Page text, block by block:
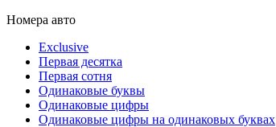
Номера авто
Exclusive
Первая десятка
Первая сотня
Одинаковые буквы
Одинаковые цифры
Одинаковые цифры на одинаковых буквах